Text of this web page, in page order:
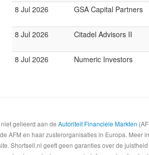
8 Jul 2026 GSA Capital Partners
8 Jul 2026 Citadel Advisors II
8 Jul 2026 Numeric Investors
gelieerd aan de Autoriteit Financiele Markten
AFM en haar zusterorganisaties in Europa.
Shortsell.nl geeft geen garanties over de